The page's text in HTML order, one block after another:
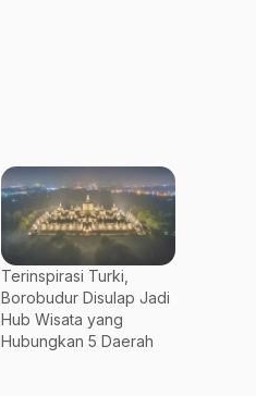
Terinspirasi Turki,
Borobudur Disulap Jadi
Hub Wisata yang
Hubungkan 5 Daerah